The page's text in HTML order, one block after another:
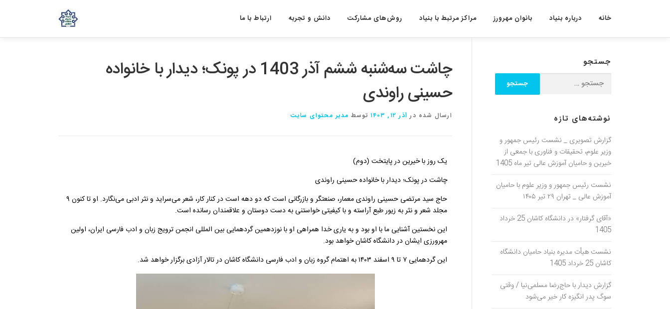
ارتباط با ما دانش و تجربه روش‌های مشارکت مراکز مرتبط با بنیاد بانوان مهرورز درباره بنیاد خانه
چاشت سه‌شنبه ششم آذر 1403 در پونک؛ دیدار با خانواده
حسینی راوندی
ارسال شده در آذر ۱۲, ۱۴۰۳ توسط مدیر محتوای سایت
یک روز با خیرین در پایتخت (دوم)
چاشت در پونک؛ دیدار با خانواده حسینی راوندی
️حاج سید مرتضی حسینی راوندی معمار، صنعتگر و بازرگانی است که دو دهه است در کنار کار، شعر می‌سراید و نثر ادبی می‌نگارد. او‌ تا کنون ۹
مجلد شعر و نثر به زیور طبع آراسته و با کیفیتی خواستنی به دست دوستان و علاقمندان رسانده است.
️این نخستین آشنایی ما با او بود و به یاری خدا همراهی او با نوزدهمین گردهمایی بین المللی انجمن ترویج زبان و ادب فارسی ایران، اولین
مهرورزی ایشان در دانشگاه کاشان خواهد بود.
️این گردهمایی ۷ تا ۹ اسفند ۱۴۰۳ به اهتمام گروه زبان و ادب فارسی دانشگاه کاشان در تالار آزادی برگزار خواهد شد.
جستجو
نوشته‌های تازه
گزارش تصویری _ نشست رئیس جمهور و
وزیر علوم، تحقیقات و فناوری با جمعی از
خیرین و حامیان آموزش عالی تیر ماه 1405
نشست رئیس جمهور و وزیر علوم با حامیان
آموزش عالی _ تهران ۲۹ تیر ۱۴۰۵
«آقای گرفتار» در دانشگاه کاشان 25 خرداد
1405
نشست هیأت مدیره بنیاد حامیان دانشگاه
کاشان 25 خرداد 1405
گزارش دیدار با حاج‌رضا مسلمی‌نیا / وقتی
سوگ پدر انگیزه کار خیر می‌شود